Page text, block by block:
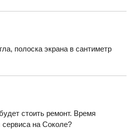
полоска экрана в сантиметр
стоить ремонт. Время
на Соколе?